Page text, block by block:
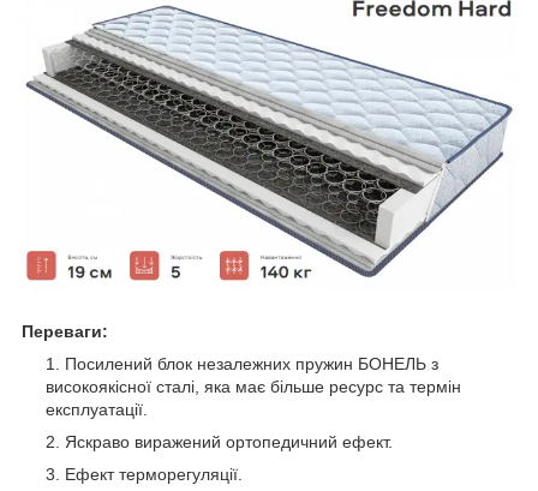
Переваги:
Посилений блок незалежних пружин БОНЕЛЬ з
високоякісної сталі, яка має більше ресурс та термін
експлуатації.
Яскраво виражений ортопедичний ефект.
Ефект терморегуляції.